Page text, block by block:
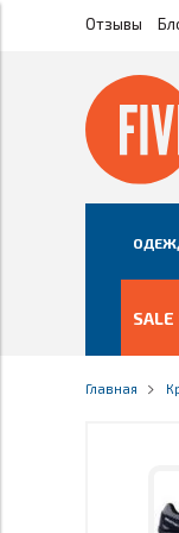
Отзывы
SALE
Главная